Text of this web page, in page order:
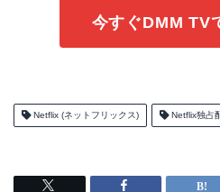
今すぐDMM TV
Netflix (ネットフリックス) Netflix独占